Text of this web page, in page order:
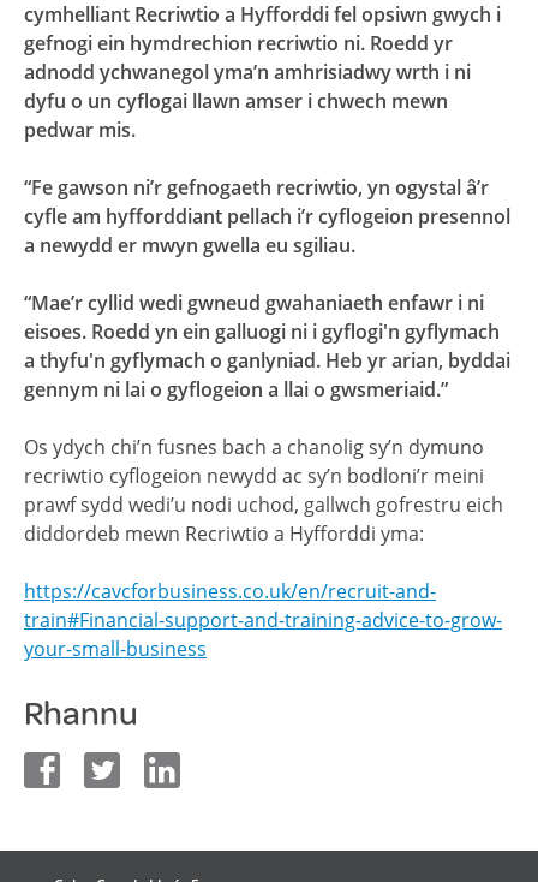
cymhelliant Recriwtio a Hyfforddi fel opsiwn gwych i
gefnogi ein hymdrechion recriwtio ni. Roedd yr
adnodd ychwanegol yma’n amhrisiadwy wrth i ni
dyfu o un cyflogai llawn amser i chwech mewn
pedwar mis.
“Fe gawson ni’r gefnogaeth recriwtio, yn ogystal â’r
cyfle am hyfforddiant pellach i’r cyflogeion presennol
a newydd er mwyn gwella eu sgiliau.
“Mae’r cyllid wedi gwneud gwahaniaeth enfawr i ni
eisoes. Roedd yn ein galluogi ni i gyflogi'n gyflymach
a thyfu'n gyflymach o ganlyniad. Heb yr arian, byddai
gennym ni lai o gyflogeion a llai o gwsmeriaid.”
Os ydych chi’n fusnes bach a chanolig sy’n dymuno
recriwtio cyflogeion newydd ac sy’n bodloni’r meini
prawf sydd wedi’u nodi uchod, gallwch gofrestru eich
diddordeb mewn Recriwtio a Hyfforddi yma:
https://cavcforbusiness.co.uk/en/recruit-and-
train#Financial-support-and-training-advice-to-grow-
your-small-business
Rhannu